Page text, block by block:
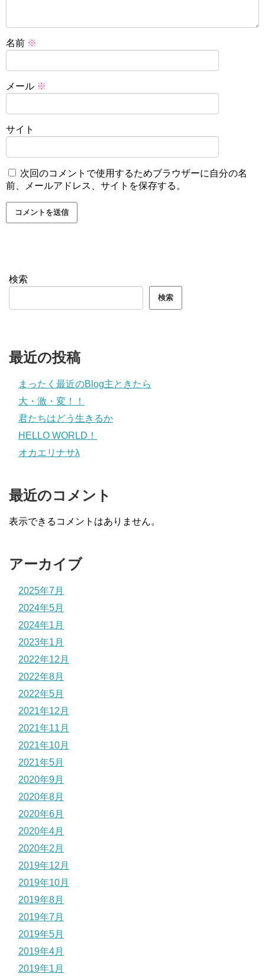
名前 ※
メール ※
サイト
次回のコメントで使用するためブラウザーに自分の名
前、メールアドレス、サイトを保存する。
検索
検索
最近の投稿
まったく最近のBlog主ときたら
大・激・変！！
君たちはどう生きるか
HELLO WORLD！
オカエリナサλ
最近のコメント
表示できるコメントはありません。
アーカイブ
2025年7月
2024年5月
2024年1月
2023年1月
2022年12月
2022年8月
2022年5月
2021年12月
2021年11月
2021年10月
2021年5月
2020年9月
2020年8月
2020年6月
2020年4月
2020年2月
2019年12月
2019年10月
2019年8月
2019年7月
2019年5月
2019年4月
2019年1月